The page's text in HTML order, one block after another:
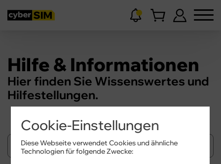
Hilfe & Informationen
Hier finden Sie Wissenswertes und
Hilfestellungen.
Cookie-Einstellungen
Diese Webseite verwendet Cookies und ähnliche
Technologien für folgende Zwecke: